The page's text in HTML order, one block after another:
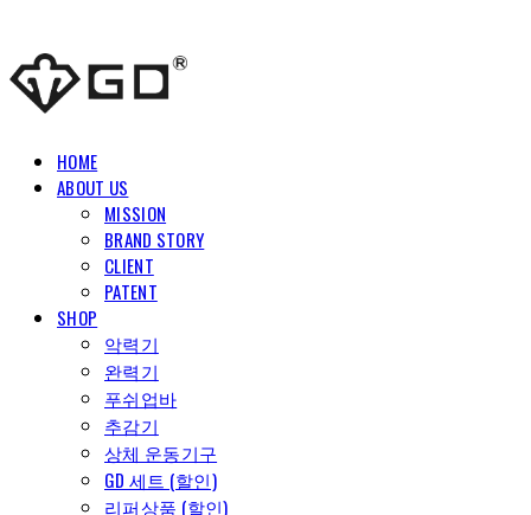
HOME
ABOUT US
MISSION
BRAND STORY
CLIENT
PATENT
SHOP
악력기
완력기
푸쉬업바
추감기
상체 운동기구
GD 세트 (할인)
리퍼상품 (할인)